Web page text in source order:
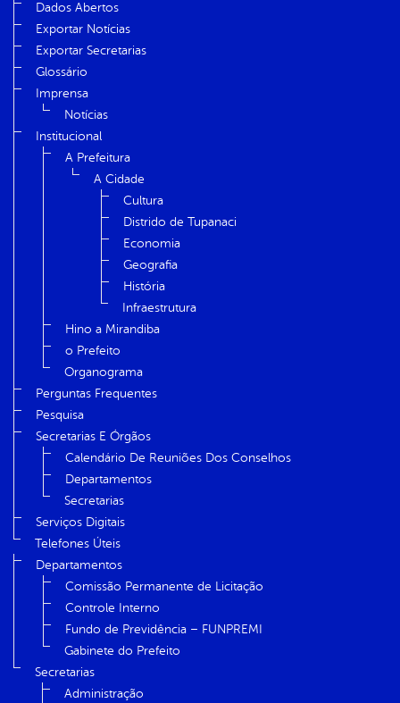
Dados Abertos
Exportar Notícias
Exportar Secretarias
Glossário
Imprensa
Notícias
Institucional
A Prefeitura
A Cidade
Cultura
Distrido de Tupanaci
Economia
Geografia
História
Infraestrutura
Hino a Mirandiba
o Prefeito
Organograma
Perguntas Frequentes
Pesquisa
Secretarias E Órgãos
Calendário De Reuniões Dos Conselhos
Departamentos
Secretarias
Serviços Digitais
Telefones Úteis
Departamentos
Comissão Permanente de Licitação
Controle Interno
Fundo de Previdência – FUNPREMI
Gabinete do Prefeito
Secretarias
Administração